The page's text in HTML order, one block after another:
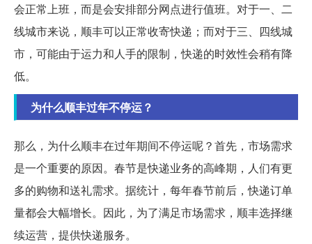
会正常上班，而是会安排部分网点进行值班。对于一、二
线城市来说，顺丰可以正常收寄快递；而对于三、四线城
市，可能由于运力和人手的限制，快递的时效性会稍有降
低。
为什么顺丰过年不停运？
那么，为什么顺丰在过年期间不停运呢？首先，市场需求
是一个重要的原因。春节是快递业务的高峰期，人们有更
多的购物和送礼需求。据统计，每年春节前后，快递订单
量都会大幅增长。因此，为了满足市场需求，顺丰选择继
续运营，提供快递服务。